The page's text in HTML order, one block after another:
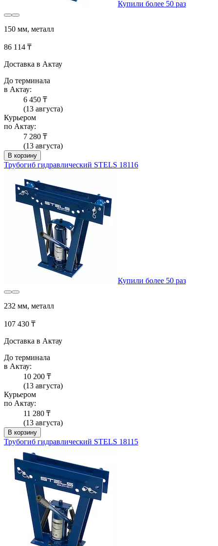
Купили более 50 раз
150 мм, металл
86 114 ₸
Доставка в Актау
До терминала
в Актау:
6 450 ₸
(13 августа)
Курьером
по Актау:
7 280 ₸
(13 августа)
В корзину
Трубогиб гидравлический STELS 18116
Купили более 50 раз
232 мм, металл
107 430 ₸
Доставка в Актау
До терминала
в Актау:
10 200 ₸
(13 августа)
Курьером
по Актау:
11 280 ₸
(13 августа)
В корзину
Трубогиб гидравлический STELS 18115